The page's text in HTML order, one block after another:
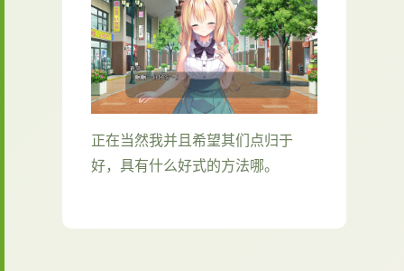
正在当然我并且希望其们点归于
好，具有什么好式的方法哪。